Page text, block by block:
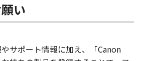
い
サポート情報に加え、「Canon